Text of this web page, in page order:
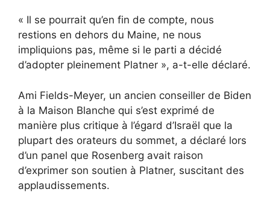
« Il se pourrait qu’en fin de compte, nous
restions en dehors du Maine, ne nous
impliquions pas, même si le parti a décidé
d’adopter pleinement Platner », a-t-elle déclaré.
Ami Fields-Meyer, un ancien conseiller de Biden
à la Maison Blanche qui s’est exprimé de
manière plus critique à l’égard d’Israël que la
plupart des orateurs du sommet, a déclaré lors
d’un panel que Rosenberg avait raison
d’exprimer son soutien à Platner, suscitant des
applaudissements.